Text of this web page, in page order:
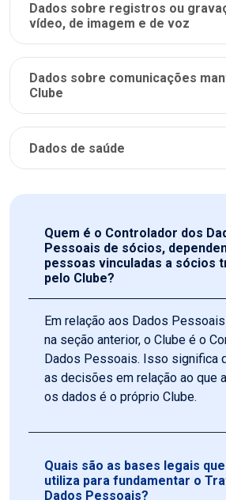
Dados sobre registros ou
vídeo, de imagem e de voz
Dados sobre comunicações
Clube
Dados de saúde
Quem é o Controlador dos
Pessoais de sócios,
pessoas vinculadas a sócios
pelo Clube?
Em relação aos Dados
na seção anterior, o Clube é o
Dados Pessoais. Isso significa
as decisões em relação ao que
os dados é o próprio Clube.
Quais são as bases legais
utiliza para fundamentar o
Dados Pessoais?